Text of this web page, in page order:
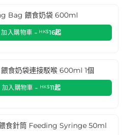
Bag 餵食奶袋 600ml
加入購物車 - HK$16起
食奶袋連接駁喉 600ml 1個
加入購物車 - HK$11起
食針筒 Feeding Syringe 50ml